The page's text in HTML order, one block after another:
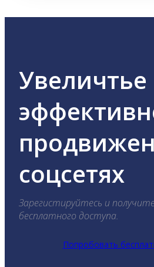
Увеличтье
соцсетях
Зарегистируйтесь и
бесплатного доступа.
Попробовать